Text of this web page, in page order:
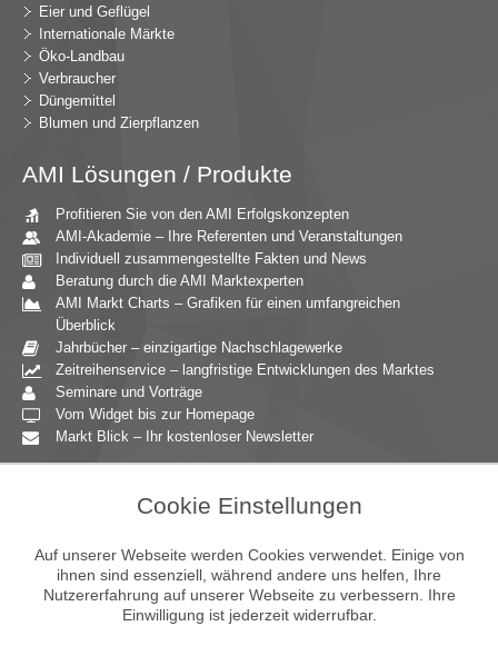
Eier und Geflügel
Internationale Märkte
Öko-Landbau
Verbraucher
Düngemittel
Blumen und Zierpflanzen
AMI Lösungen / Produkte
Profitieren Sie von den AMI Erfolgskonzepten
AMI-Akademie – Ihre Referenten und Veranstaltungen
Individuell zusammengestellte Fakten und News
Beratung durch die AMI Marktexperten
AMI Markt Charts – Grafiken für einen umfangreichen
Überblick
Jahrbücher – einzigartige Nachschlagewerke
Zeitreihenservice – langfristige Entwicklungen des Marktes
Seminare und Vorträge
Vom Widget bis zur Homepage
Markt Blick – Ihr kostenloser Newsletter
Unternehmensberatung
Ernährungsgewerbe
Einzelhandel
Bildung & Wissenschaft
Cookie Einstellungen
Auf unserer Webseite werden Cookies verwendet. Einige von
ihnen sind essenziell, während andere uns helfen, Ihre
Nutzererfahrung auf unserer Webseite zu verbessern. Ihre
Einwilligung ist jederzeit widerrufbar.